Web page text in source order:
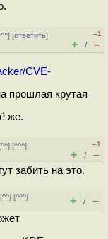
] [ответить]
–1
+ / –
CVE-
прошлая крутая
же.
^^] [^^^]
–1
+ / –
забить на это.
^^] [^^^]
+ / –